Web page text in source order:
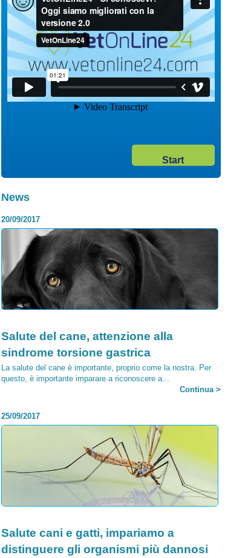
Start
News
02/02/2018
20/09/2017
Salute del cane, attenzione alla
sindrome torsione gastrica
La salute del cane è importante, proprio come la nostra. Per
questo, è importante imparare a riconoscere a...
Continua >
25/09/2017
Salute cani e gatti, impariamo a
distinguere gli organismi più dannosi